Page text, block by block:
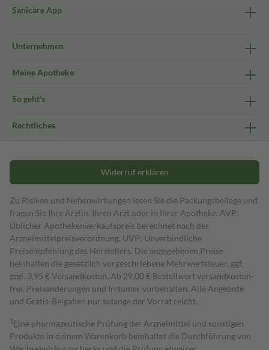
Sanicare App
Unternehmen
Meine Apotheke
So geht's
Rechtliches
Widerruf erklären
Zu Risiken und Nebenwirkungen lesen Sie die Packungsbeilage und
fragen Sie Ihre Ärztin, Ihren Arzt oder in Ihrer Apotheke. AVP:
Üblicher Apothekenverkaufspreis berechnet nach der
Arzneimittelpreisverordnung. UVP: Unverbindliche
Preisempfehlung des Herstellers. Die angegebenen Preise
beinhalten die gesetzlich vorgeschriebene Mehrwertsteuer, ggf.
zzgl. 3,95 € Versandkosten. Ab 29,00 € Bestell­wert versand­kosten­
frei. Preisänderungen und Irrtümer vorbehalten. Alle Angebote
und Gratis-Beigaben nur solange der Vorrat reicht.
1 Eine pharmazeutische Prüfung der Arzneimittel und sonstigen
Produkte in deinem Warenkorb beinhaltet die Durchführung von